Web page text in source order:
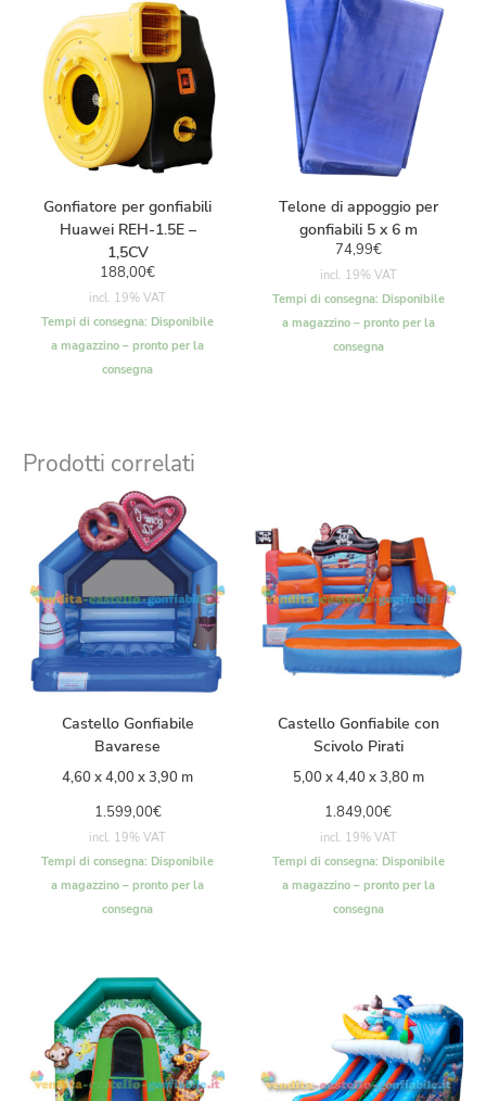
Gonfiatore per gonfiabili
Huawei REH-1.5E –
1,5CV
188,00€
incl. 19% VAT
Tempi di consegna: Disponibile
a magazzino – pronto per la
consegna
Telone di appoggio per
gonfiabili 5 x 6 m
74,99€
incl. 19% VAT
Tempi di consegna: Disponibile
a magazzino – pronto per la
consegna
Prodotti correlati
Castello Gonfiabile
Bavarese
4,60 x 4,00 x 3,90 m
1.599,00€
incl. 19% VAT
Tempi di consegna: Disponibile
a magazzino – pronto per la
consegna
Castello Gonfiabile con
Scivolo Pirati
5,00 x 4,40 x 3,80 m
1.849,00€
incl. 19% VAT
Tempi di consegna: Disponibile
a magazzino – pronto per la
consegna